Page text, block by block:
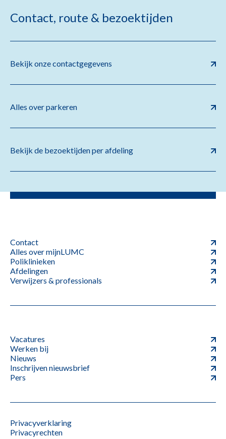
Contact, route & bezoektijden
Bekijk onze contactgegevens
Alles over parkeren
Bekijk de bezoektijden per afdeling
Contact
Alles over mijnLUMC
Poliklinieken
Afdelingen
Verwijzers & professionals
Vacatures
Werken bij
Nieuws
Inschrijven nieuwsbrief
Pers
Privacyverklaring
Privacyrechten